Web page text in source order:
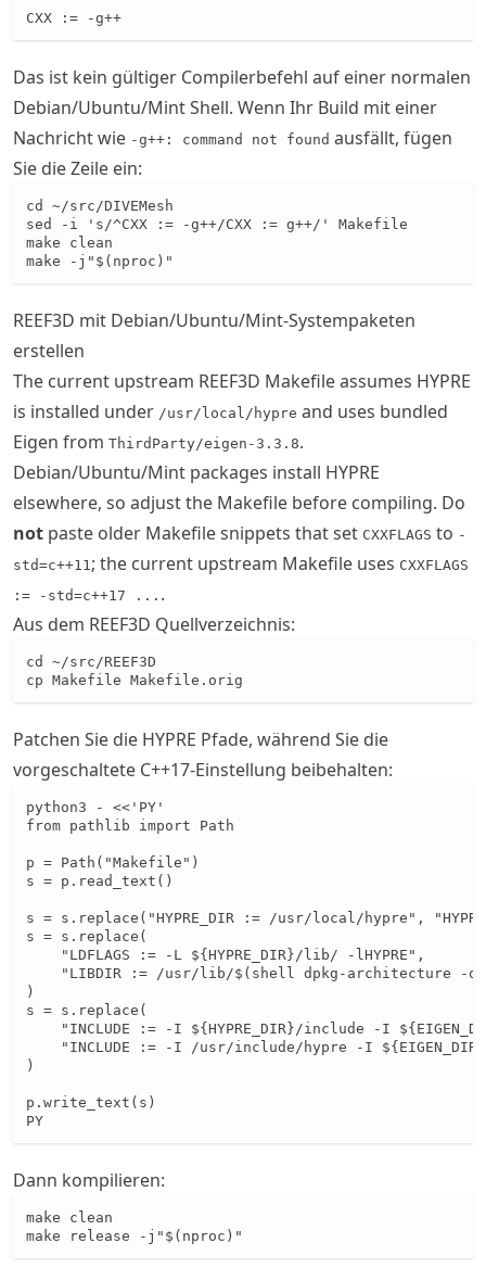
CXX := -g++
Das ist kein gültiger Compilerbefehl auf einer normalen
Debian/Ubuntu/Mint Shell. Wenn Ihr Build mit einer
Nachricht wie -g++: command not found ausfällt, fügen
Sie die Zeile ein:
cd ~/src/DIVEMesh
sed -i 's/^CXX := -g++/CXX := g++/' Makefile
make clean
make -j"$(nproc)"
REEF3D mit Debian/Ubuntu/Mint-Systempaketen
erstellen
The current upstream REEF3D Makefile assumes HYPRE
is installed under /usr/local/hypre and uses bundled
Eigen from ThirdParty/eigen-3.3.8.
Debian/Ubuntu/Mint packages install HYPRE
elsewhere, so adjust the Makefile before compiling. Do
not paste older Makefile snippets that set CXXFLAGS to -
std=c++11; the current upstream Makefile uses CXXFLAGS
:= -std=c++17 ... .
Aus dem REEF3D Quellverzeichnis:
cd ~/src/REEF3D
cp Makefile Makefile.orig
Patchen Sie die HYPRE Pfade, während Sie die
vorgeschaltete C++17-Einstellung beibehalten:
python3 - <<'PY'
from pathlib import Path
p = Path("Makefile")
s = p.read_text()
s = s.replace("HYPRE_DIR := /usr/local/hypre",
s = s.replace(
    "LDFLAGS := -L ${HYPRE_DIR}/lib/ -lHYPRE",
"LIBDIR := /usr/lib/$(shell dpkg-architecture -
)
s = s.replace(
"INCLUDE := -I ${HYPRE_DIR}/include -I
"INCLUDE := -I /usr/include/hypre -I
)
p.write_text(s)
PY
Dann kompilieren:
make clean
make release -j"$(nproc)"